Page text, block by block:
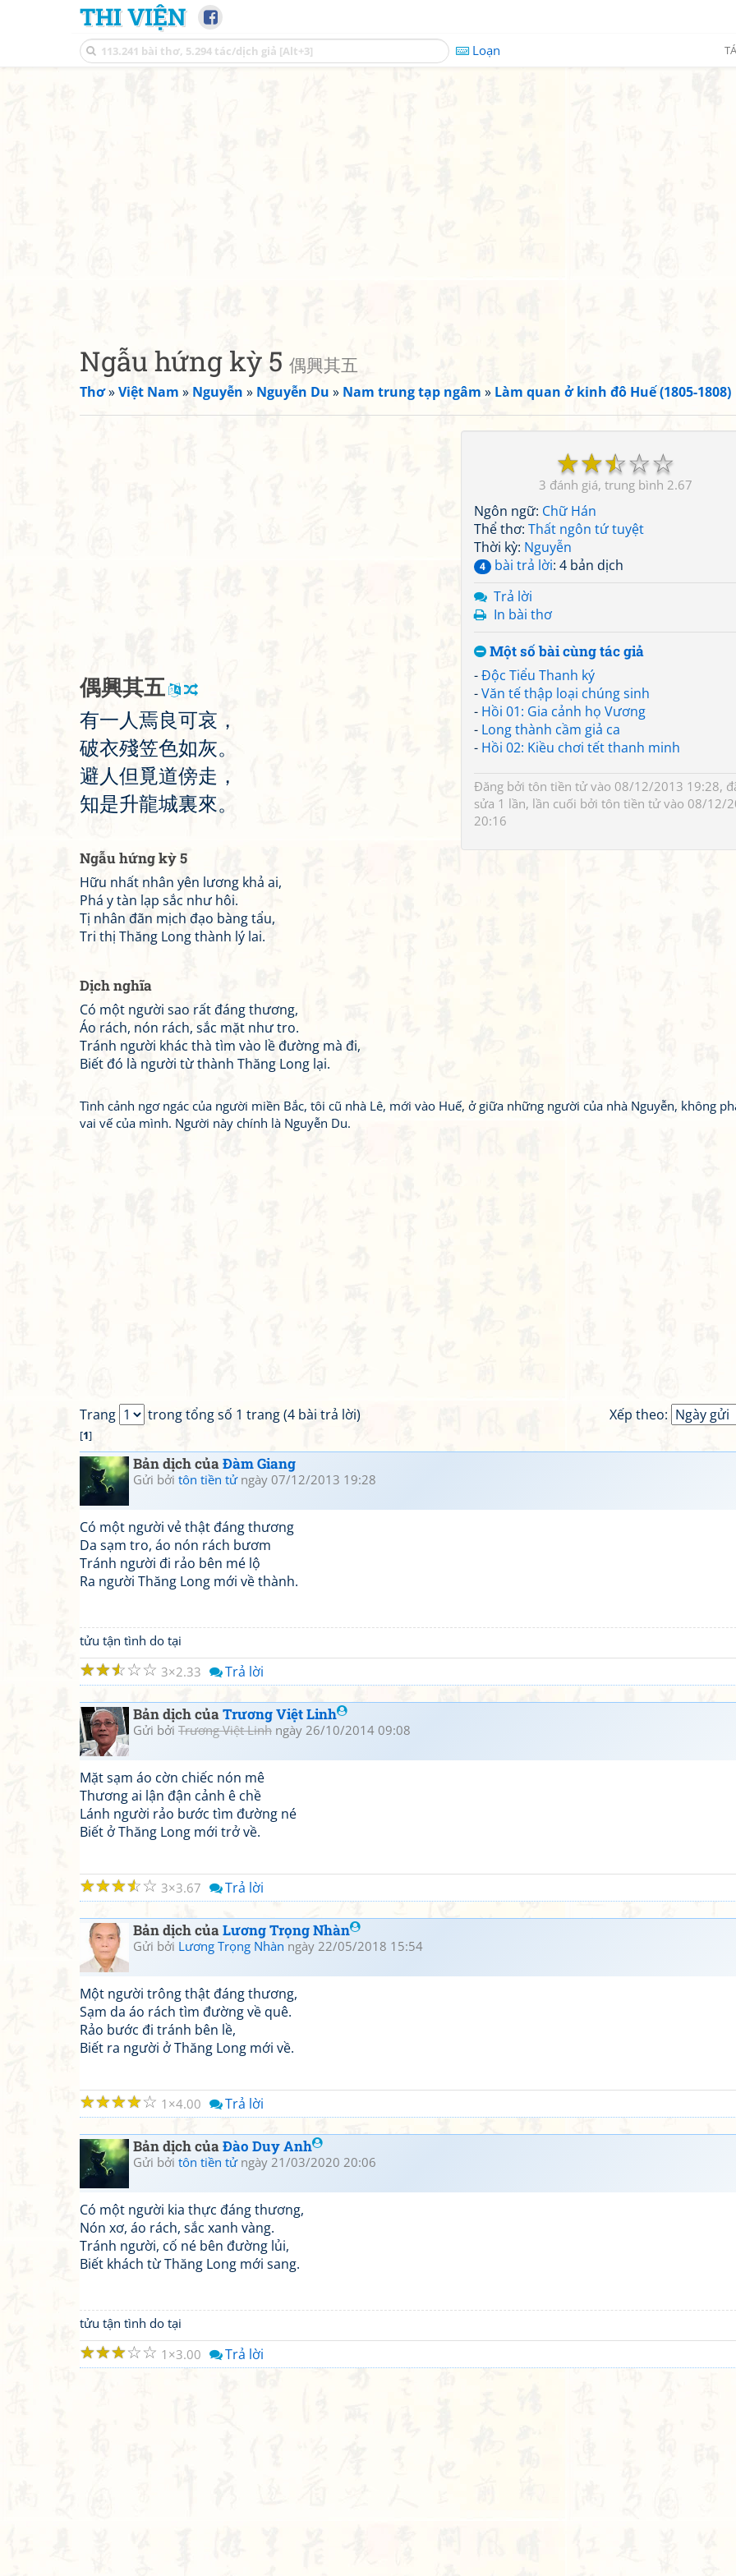
THI VIỆN
Loạn
Ngẫu hứng kỳ 5 偶興其五
Thơ»Việt Nam » Nguyễn » Nguyễn Du » Nam trung tạp ngâm » Làm quan ở kinh đô Huế (1805-1808)
☆
☆
☆
☆
☆
3 2.67
Ngôn ngữ: Chữ Hán
Thể thơ: Thất ngôn tứ tuyệt
Thời kỳ: Nguyễn
4 bài trả lời: 4 bản dịch
Trả lời
In bài thơ
Một số bài cùng tác giả
-Độc Tiểu Thanh ký
-Văn tế thập loại chúng sinh
- Hồi 01: Gia cảnh họ Vương
- Long thành cầm giả ca
- Hồi 02: Kiều chơi tết thanh minh
Đăng bởi tôn tiền tửvào 08/12/2013 19:28,
sửa 1 lần, lần cuối bởi tôn tiền tửvào 08/12/
20:16
偶興其五
有一 人焉良可哀 ，
破衣殘笠色如灰。
避 人但 覓道傍走 ，
知是升龍城裏來。
Ngẫu hứng kỳ 5
Hữu nhất nhân yên lương khả ai,
Phá y tàn lạp sắc như hôi.
Tị nhân đãn mịch đạo bàng tẩu,
Tri thị Thăng Long thành lý lai.
Dịch nghĩa
Có một người sao rất đáng thương,
Áo rách, nón rách, sắc mặt như tro.
Tránh người khác thà tìm vào lề đường mà đi,
Biết đó là người từ thành Thăng Long lại.
Tình cảnh ngơ ngác của người miền Bắc, tôi cũ nhà Lê, mới vào Huế, ở giữa những người của nhà Nguyễn, không
vai vế của mình. Người này chính là Nguyễn Du.
Xếp theo:
Trang trong tổng số 1 trang (4 bài trả lời)
[1]
Bản dịch củaĐàm Giang
Gửi bởi tôn tiền tửngày 07/12/2013 19:28
Có một người vẻ thật đáng thương
Da sạm tro, áo nón rách bươm
Tránh người đi rảo bên mé lộ
Ra người Thăng Long mới về thành.
tửu tận tình do tại
☆
☆
☆
☆
☆ 3 2.33 Trả lời
Bản dịch củaTrương Việt Linh
Gửi bởi Trương Việt Linh ngày 26/10/2014 09:08
Mặt sạm áo cờn chiếc nón mê
Thương ai lận đận cảnh ê chề
Lánh người rảo bước tìm đường né
Biết ở Thăng Long mới trở về.
☆
☆
☆
☆
☆ 3 3.67 Trả lời
Bản dịch củaLương Trọng Nhàn
Gửi bởi Lương Trọng Nhàn ngày 22/05/2018 15:54
Một người trông thật đáng thương,
Sạm da áo rách tìm đường về quê.
Rảo bước đi tránh bên lề,
Biết ra người ở Thăng Long mới về.
☆
☆
☆
☆
☆ 1 4.00 Trả lời
Bản dịch củaĐào Duy Anh
Gửi bởi tôn tiền tửngày 21/03/2020 20:06
Có một người kia thực đáng thương,
Nón xơ, áo rách, sắc xanh vàng.
Tránh người, cố né bên đường lủi,
Biết khách từ Thăng Long mới sang.
tửu tận tình do tại
☆
☆
☆
☆
☆ 1 3.00 Trả lời